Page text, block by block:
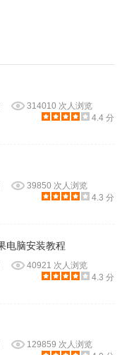
314010 次人浏览
4.4 分
39850 次人浏览
4.3 分
电脑安装教程
40921 次人浏览
4.3 分
129859 次人浏览